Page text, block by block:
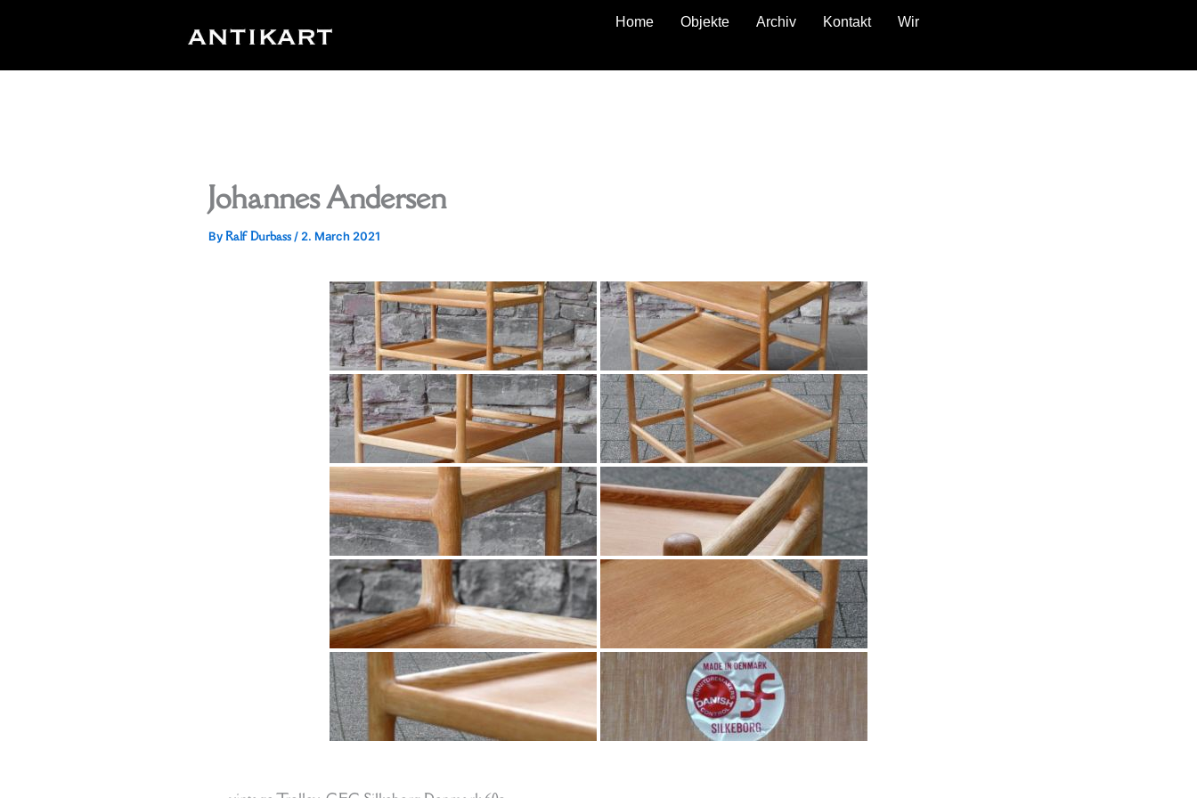
Home Objekte Archiv Kontakt Wir
Johannes Andersen
ByRalf Durbass / 2. March 2021